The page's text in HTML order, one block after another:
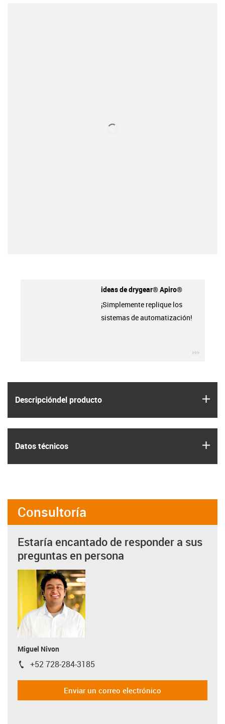
Descripción­del producto
Datos técnicos
ideas de drygear® Apiro®
¡Simplemente replique los
sistemas de automatización!
igus-
Consultoría
Estaría encantado de responder a sus
preguntas en persona
Miguel Nivon
igus-icon-phone
+52 728-284-3185
Enviar un correo electrónico